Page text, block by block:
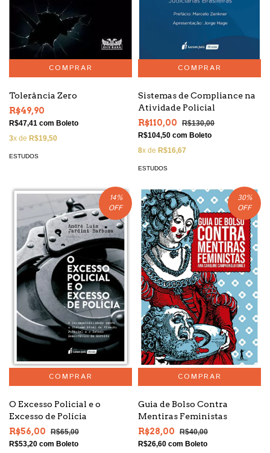
Tolerância Zero
R$49,90
R$47,41 com Boleto
3x de R$19,50
ESTUDOS
Sistemas de Compliance na
Atividade Policial
R$110,00
R$130,00
R$104,50 com Boleto
8x de R$16,67
ESTUDOS
14%
OFF
O Excesso Policial e o
Excesso de Polícia
R$56,00
R$65,00
R$53,20 com Boleto
30%
OFF
Guia de Bolso Contra
Mentiras Feministas
R$28,00
R$40,00
R$26,60 com Boleto